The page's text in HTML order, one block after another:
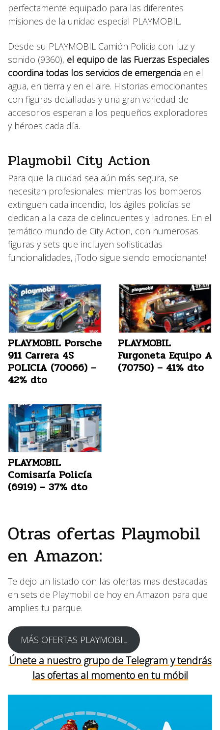
perfectamente equipado para las diferentes
misiones de la unidad especial PLAYMOBIL.
Desde su PLAYMOBIL Camión Policia con luz y
sonido (9360), el equipo de las Fuerzas Especiales
coordina todas los servicios de emergencia en el
agua, en tierra y en el aire. Historias emocionantes
con figuras detalladas y una gran variedad de
accesorios esperan a los pequeños exploradores
y héroes cada día.
Playmobil City Action
Para que la ciudad sea aún más segura, se
necesitan profesionales: mientras los bomberos
extinguen cada incendio, los ágiles policías se
dedican a la caza de delincuentes y ladrones. En el
temático mundo de City Action, con numerosas
figuras y sets que incluyen sofisticadas
funcionalidades, ¡Todo sigue siendo emocionante!
PLAYMOBIL Porsche
911 Carrera 4S
POLICIA (70066) –
42% dto
PLAYMOBIL
Furgoneta Equipo A
(70750) – 41% dto
PLAYMOBIL
Comisaría Policía
(6919) – 37% dto
Otras ofertas Playmobil
en Amazon:
Te dejo un listado con las ofertas mas destacadas
en sets de Playmobil de hoy en Amazon para que
amplies tu parque.
MÁS OFERTAS PLAYMOBIL
Únete a nuestro grupo de Telegram y tendrás
las ofertas al momento en tu móbil